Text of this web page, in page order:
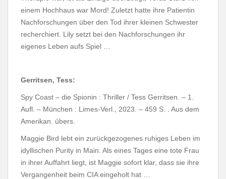
einem Hochhaus war Mord! Zuletzt hatte ihre Patientin
Nachforschungen über den Tod ihrer kleinen Schwester
recherchiert. Lily setzt bei den Nachforschungen ihr
eigenes Leben aufs Spiel …
Gerritsen, Tess:
Spy Coast – die Spionin : Thriller / Tess Gerritsen. – 1.
Aufl. – München : Limes-Verl., 2023. – 459 S. . Aus dem
Amerikan. übers.
Maggie Bird lebt ein zurückgezogenes ruhiges Leben im
idyllischen Purity in Main. Als eines Tages eine tote Frau
in ihrer Auffahrt liegt, ist Maggie sofort klar, dass sie ihre
Vergangenheit beim CIA eingeholt hat …